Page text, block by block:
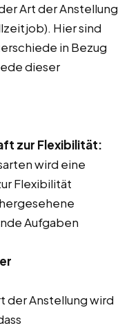
Art der Anstellung
Hier sind
in Bezug
dieser
zur Flexibilität:
wird eine
Flexibilität
Aufgaben
der Anstellung wird